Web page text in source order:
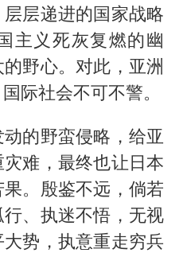
层递进的国家战略
主义死灰复燃的幽
野心。对此，亚洲
际社会不可不警。
的野蛮侵略，给亚
难，最终也让日本
。殷鉴不远，倘若
、执迷不悟，无视
势，执意重走穷兵